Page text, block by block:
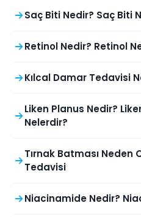
Saç Biti Nedir? Saç Biti
Retinol Nedir? Retinol
Kılcal Damar Tedavisi
Liken Planus Nedir?
Nelerdir?
Tırnak Batması Neden
Tedavisi
Niacinamide Nedir?